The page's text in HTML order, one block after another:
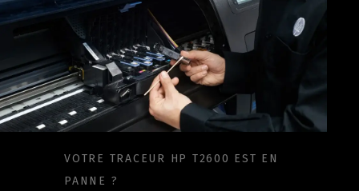
VOTRE TRACEUR HP T2600 EST EN
PANNE ?